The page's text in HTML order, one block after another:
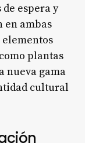
espera y
en ambas
plantas
nueva gama
cultural